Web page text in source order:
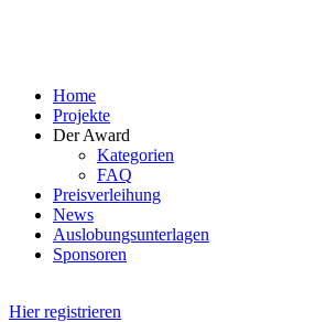
Home
Projekte
Der Award
Kategorien
FAQ
Preisverleihung
News
Auslobungsunterlagen
Sponsoren
Hier registrieren